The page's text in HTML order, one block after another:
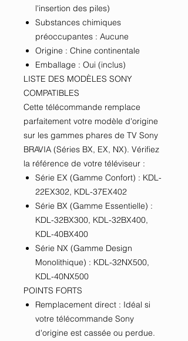
l'insertion des piles)
Substances chimiques
préoccupantes : Aucune
Origine : Chine continentale
Emballage : Oui (inclus)
LISTE DES MODÈLES SONY
COMPATIBLES
Cette télécommande remplace
parfaitement votre modèle d'origine
sur les gammes phares de TV Sony
BRAVIA (Séries BX, EX, NX). Vérifiez
la référence de votre téléviseur :
Série EX (Gamme Confort) : KDL-
22EX302, KDL-37EX402
Série BX (Gamme Essentielle) :
KDL-32BX300, KDL-32BX400,
KDL-40BX400
Série NX (Gamme Design
Monolithique) : KDL-32NX500,
KDL-40NX500
POINTS FORTS
Remplacement direct : Idéal si
votre télécommande Sony
d'origine est cassée ou perdue.